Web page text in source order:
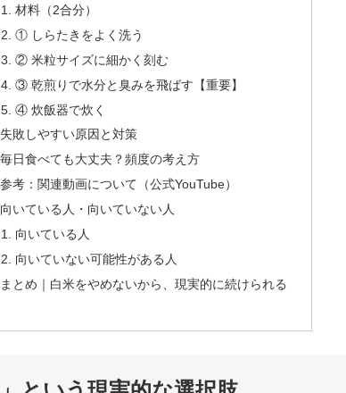
材料（2合分）
① しらたきをよく洗う
② 米粒サイズに細かく刻む
③ 乾煎りで水分と臭みを飛ばす【重要】
④ 炊飯器で炊く
失敗しやすい原因と対策
毎日食べても大丈夫？頻度の考え方
参考：関連動画について（公式YouTube）
向いている人・向いていない人
向いている人
向いていない可能性がある人
まとめ｜白米をやめないから、現実的に続けられる